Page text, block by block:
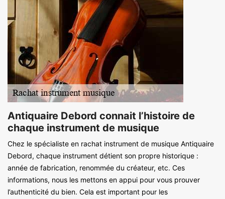
Antiquaire Debord connait l’histoire de
chaque instrument de musique
Chez le spécialiste en rachat instrument de musique Antiquaire
Debord, chaque instrument détient son propre historique :
année de fabrication, renommée du créateur, etc. Ces
informations, nous les mettons en appui pour vous prouver
l’authenticité du bien. Cela est important pour les